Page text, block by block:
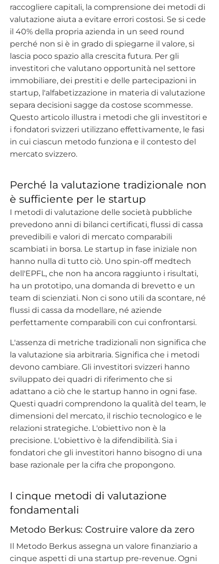
raccogliere capitali, la comprensione dei metodi di
valutazione aiuta a evitare errori costosi. Se si cede
il 40% della propria azienda in un seed round
perché non si è in grado di spiegarne il valore, si
lascia poco spazio alla crescita futura. Per gli
investitori che valutano opportunità nel settore
immobiliare, dei prestiti e delle partecipazioni in
startup, l'alfabetizzazione in materia di valutazione
separa decisioni sagge da costose scommesse.
Questo articolo illustra i metodi che gli investitori e
i fondatori svizzeri utilizzano effettivamente, le fasi
in cui ciascun metodo funziona e il contesto del
mercato svizzero.
Perché la valutazione tradizionale non
è sufficiente per le startup
I metodi di valutazione delle società pubbliche
prevedono anni di bilanci certificati, flussi di cassa
prevedibili e valori di mercato comparabili
scambiati in borsa. Le startup in fase iniziale non
hanno nulla di tutto ciò. Uno spin-off medtech
dell'EPFL, che non ha ancora raggiunto i risultati,
ha un prototipo, una domanda di brevetto e un
team di scienziati. Non ci sono utili da scontare, né
flussi di cassa da modellare, né aziende
perfettamente comparabili con cui confrontarsi.
L'assenza di metriche tradizionali non significa che
la valutazione sia arbitraria. Significa che i metodi
devono cambiare. Gli investitori svizzeri hanno
sviluppato dei quadri di riferimento che si
adattano a ciò che le startup hanno in ogni fase.
Questi quadri comprendono la qualità del team, le
dimensioni del mercato, il rischio tecnologico e le
relazioni strategiche. L'obiettivo non è la
precisione. L'obiettivo è la difendibilità. Sia i
fondatori che gli investitori hanno bisogno di una
base razionale per la cifra che propongono.
I cinque metodi di valutazione
fondamentali
Metodo Berkus: Costruire valore da zero
Il Metodo Berkus assegna un valore finanziario a
cinque aspetti di una startup pre-revenue. Ogni